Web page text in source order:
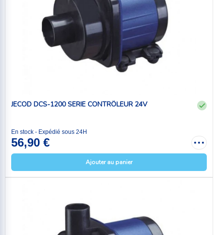
JECOD DCS-1200 SERIE CONTRÔLEUR 24V
En stock - Expédié sous 24H
56,90 €
Ajouter au panier